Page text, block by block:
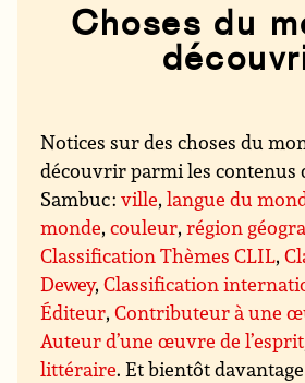
Choses du
Notices sur des choses du
découvrir parmi les contenus
Sambuc :ville,langue du
monde,couleur,région
Classification Thèmes CLIL,
Dewey,Classification
Éditeur,Contributeur à une
Auteur d’une œuvre de l’esprit
littéraire. Et bientôt davantage